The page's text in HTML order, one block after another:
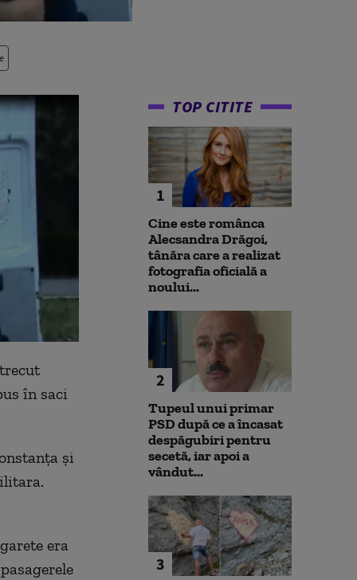
în saci
şi
era
TOP CITITE
1
Cine este românca
Alecsandra Drăgoi,
tânăra care a realizat
fotografia oficială a
noului...
2
Tupeul unui primar
PSD după ce a încasat
despăgubiri pentru
secetă, iar apoi a
vândut...
3